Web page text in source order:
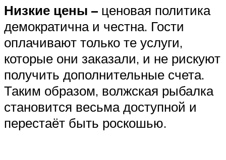
Низкие цены – ценовая политика
демократична и честна. Гости
оплачивают только те услуги,
которые они заказали, и не рискуют
получить дополнительные счета.
Таким образом, волжская рыбалка
становится весьма доступной и
перестаёт быть роскошью.